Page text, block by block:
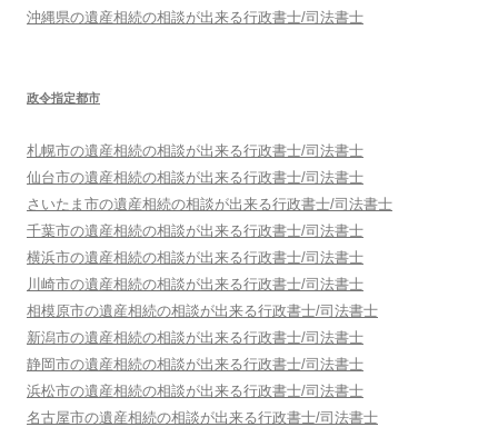
沖縄県の遺産相続の相談が出来る行政書士/司法書士
政令指定都市
札幌市の遺産相続の相談が出来る行政書士/司法書士
仙台市の遺産相続の相談が出来る行政書士/司法書士
さいたま市の遺産相続の相談が出来る行政書士/司法書士
千葉市の遺産相続の相談が出来る行政書士/司法書士
横浜市の遺産相続の相談が出来る行政書士/司法書士
川崎市の遺産相続の相談が出来る行政書士/司法書士
相模原市の遺産相続の相談が出来る行政書士/司法書士
新潟市の遺産相続の相談が出来る行政書士/司法書士
静岡市の遺産相続の相談が出来る行政書士/司法書士
浜松市の遺産相続の相談が出来る行政書士/司法書士
名古屋市の遺産相続の相談が出来る行政書士/司法書士